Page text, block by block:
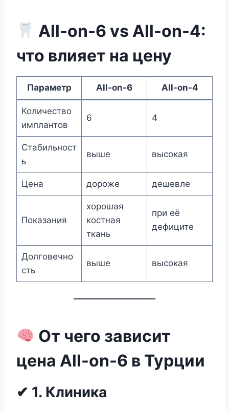
All-on-6 vs All-on-4:
что влияет на цену
Параметр All-on-6 All-on-4
Количество
имплантов
6 4
Стабильност
ь
выше высокая
Цена дороже дешевле
Показания
хорошая
костная
ткань
при её
дефиците
Долговечно
сть
выше высокая
От чего зависит
цена All-on-6 в Турции
✔ 1. Клиника